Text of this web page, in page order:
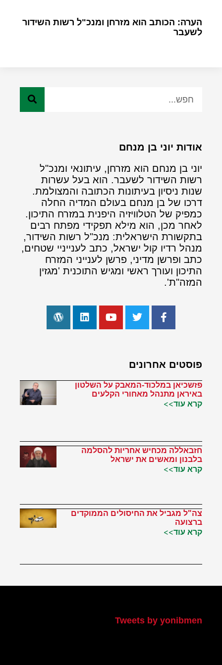
הערה: הכותב הוא מזרחן ומנכ"ל רשות השידור
לשעבר
אודות יוני בן מנחם
יוני בן מנחם הוא מזרחן, עיתונאי ומנכ"ל
רשות השידור לשעבר. הוא בעל עשרות
שנות ניסיון בעיתונות הכתובה והמצולמת.
דרכו של בן מנחם בעולם המדיה החלה
כמפיק של הטלוויזיה היפנית במזרח התיכון.
לאחר מכן, הוא מילא תפקידי מפתח רבים
בתקשורת הישראלית: מנכ"ל רשות השידור,
מנהל רדיו קול ישראל, כתב לענייניי שטחים,
כתב ופרשן מדיני, פרשן לענייני המזרח
התיכון ועורך ראשי ומגיש התוכנית 'מגזין
המזה"ת'.
פוסטים אחרונים
פזשכיאן במלכוד-המאבק על השלטון
באיראן מתנהל מאחורי הקלעים
קרא עוד>>
חזבאללה מכחיש אחריות להסלמה
בלבנון ומאשים את ישראל
קרא עוד>>
צה"ל מגביל את החיסולים הממוקדים
ברצועה
קרא עוד>>
Tweets by yonibmen